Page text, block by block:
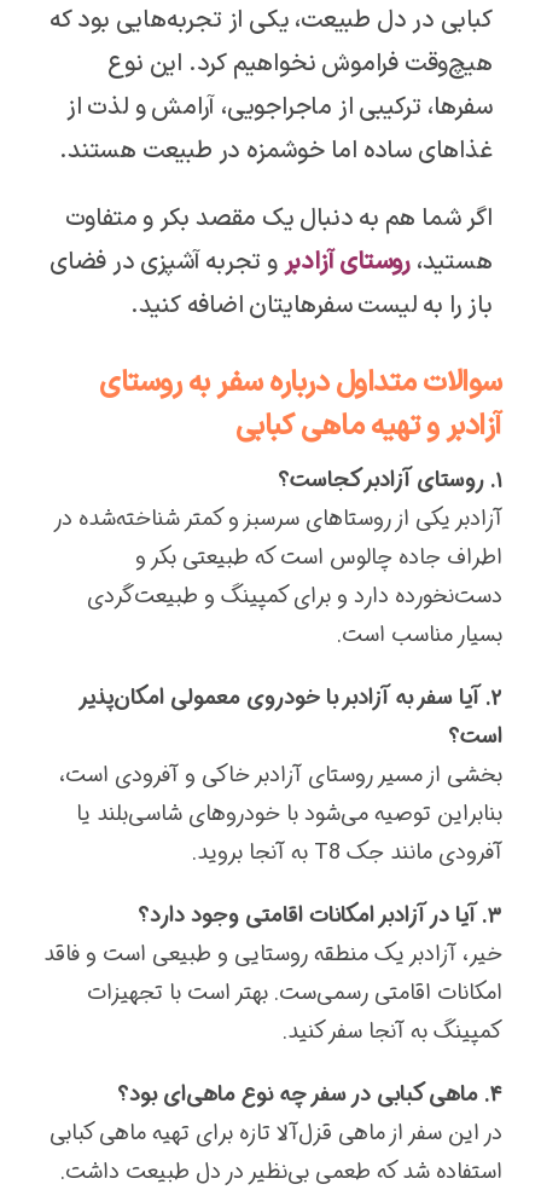
کبابی در دل طبیعت، یکی از تجربه‌هایی بود که
هیچ‌وقت فراموش نخواهیم کرد. این نوع
سفرها، ترکیبی از ماجراجویی، آرامش و لذت از
غذاهای ساده اما خوشمزه در طبیعت هستند.
اگر شما هم به دنبال یک مقصد بکر و متفاوت
هستید،روستای آزادبر و تجربه آشپزی در فضای
باز را به لیست سفرهایتان اضافه کنید.
سوالات متداول درباره سفر به روستای
آزادبر و تهیه ماهی کبابی
۱. روستای آزادبر کجاست؟
آزادبر یکی از روستاهای سرسبز و کمتر شناخته‌شده در
اطراف جاده چالوس است که طبیعتی بکر و
دست‌نخورده دارد و برای کمپینگ و طبیعت‌گردی
بسیار مناسب است.
۲. آیا سفر به آزادبر با خودروی معمولی امکان‌پذیر
است؟
بخشی از مسیر روستای آزادبر خاکی و آفرودی است،
بنابراین توصیه می‌شود با خودروهای شاسی‌بلند یا
آفرودی مانند جک T8 به آنجا بروید.
۳. آیا در آزادبر امکانات اقامتی وجود دارد؟
خیر، آزادبر یک منطقه روستایی و طبیعی است و فاقد
امکانات اقامتی رسمی‌ست. بهتر است با تجهیزات
کمپینگ به آنجا سفر کنید.
۴. ماهی کبابی در سفر چه نوع ماهی‌ای بود؟
در این سفر از ماهی قزل‌آلا تازه برای تهیه ماهی کبابی
استفاده شد که طعمی بی‌نظیر در دل طبیعت داشت.